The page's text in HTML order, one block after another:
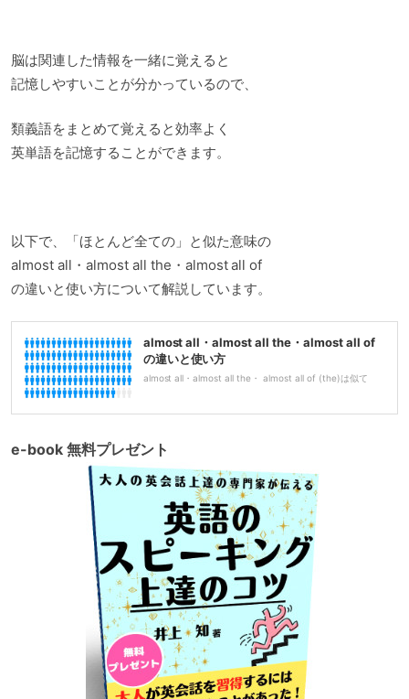
脳は関連した情報を一緒に覚えると
記憶しやすいことが分かっているので、
類義語をまとめて覚えると効率よく
英単語を記憶することができます。
以下で、「ほとんど全ての」と似た意味の
almost all・almost all the・almost all of
の違いと使い方について解説しています。
almost all・almost all the・almost all of
の違いと使い方
almost all・almost all the・ almost all of (the)は似て
e-book 無料プレゼント